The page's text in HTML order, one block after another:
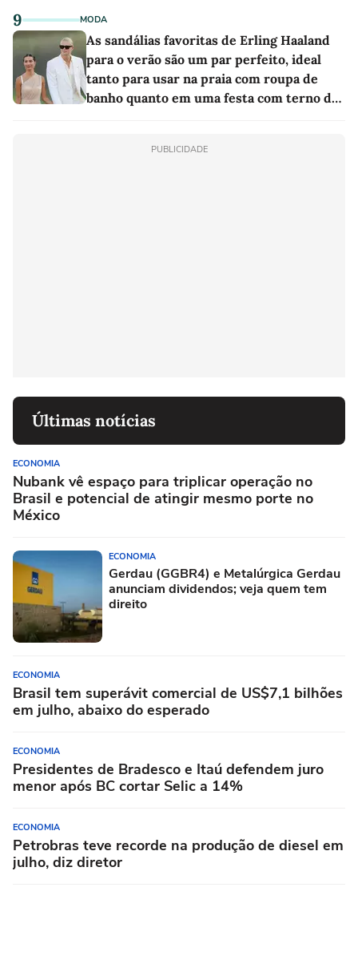
9 MODA
As sandálias favoritas de Erling Haaland
para o verão são um par perfeito, ideal
tanto para usar na praia com roupa de
banho quanto em uma festa com terno de
PUBLICIDADE
Últimas notícias
ECONOMIA
Nubank vê espaço para triplicar operação no
Brasil e potencial de atingir mesmo porte no
México
ECONOMIA
Gerdau (GGBR4) e Metalúrgica Gerdau
anunciam dividendos; veja quem tem
direito
ECONOMIA
Brasil tem superávit comercial de US$7,1 bilhões
em julho, abaixo do esperado
ECONOMIA
Presidentes de Bradesco e Itaú defendem juro
menor após BC cortar Selic a 14%
ECONOMIA
Petrobras teve recorde na produção de diesel em
julho, diz diretor